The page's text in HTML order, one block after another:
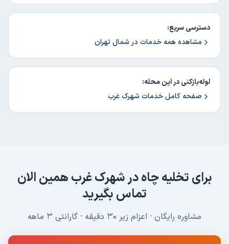
دسترسی سریع:
مشاهده همه خدمات در شمال تهران
لوله‌بازکنی در این محله:
صفحه کامل خدمات شهرک غرب
برایتخلیه چاهدرشهرک غربهمین الان
تماس بگیرید
مشاوره رایگان · اعزام زیر ۳۰ دقیقه · گارانتی ۳ ماهه